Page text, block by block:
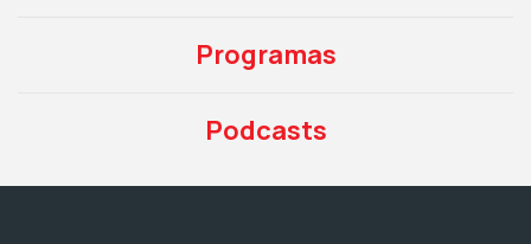
Programas
Podcasts